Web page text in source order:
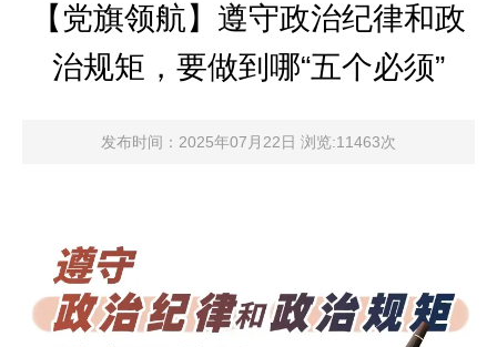
【党旗领航】遵守政治纪律和政
治规矩，要做到哪“五个必须”
发布时间：2025年07月22日 浏览:11463次